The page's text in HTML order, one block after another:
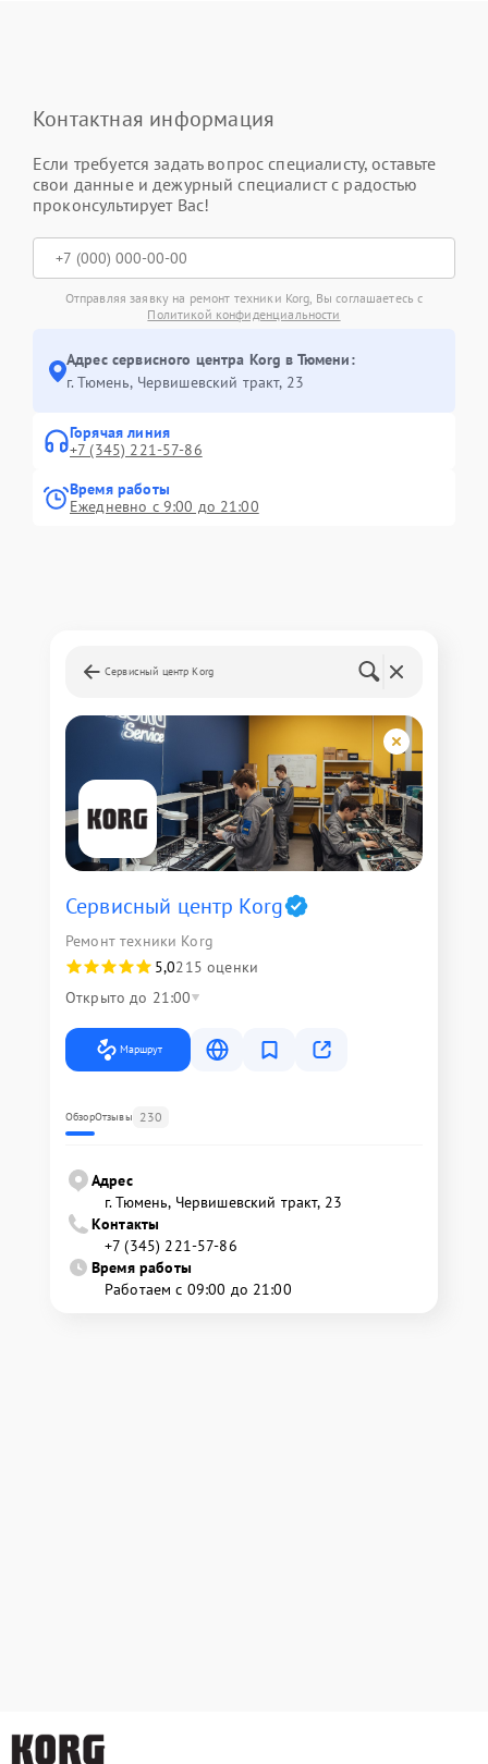
Контактная информация
Если требуется задать вопрос специалисту, оставьте
свои данные и дежурный специалист с радостью
проконсультирует Вас!
Отправляя заявку на ремонт техники Korg, Вы соглашаетесь с
Политикой конфиденциальности
Адрес сервисного центра Korg в Тюмени:
г. Тюмень, ​Червишевский тракт, 23
Горячая линия
+7 (345) 221-57-86
Время работы
Ежедневно с 9:00 до 21:00
Сервисный центр Korg
Сервисный центр Korg
Ремонт техники Korg
5,0215 оценки
Открыто до 21:00
Маршрут
ОбзорОтзывы 230
Адрес
г. Тюмень, ​Червишевский тракт, 23
Контакты
+7 (345) 221-57-86
Время работы
Работаем с 09:00 до 21:00